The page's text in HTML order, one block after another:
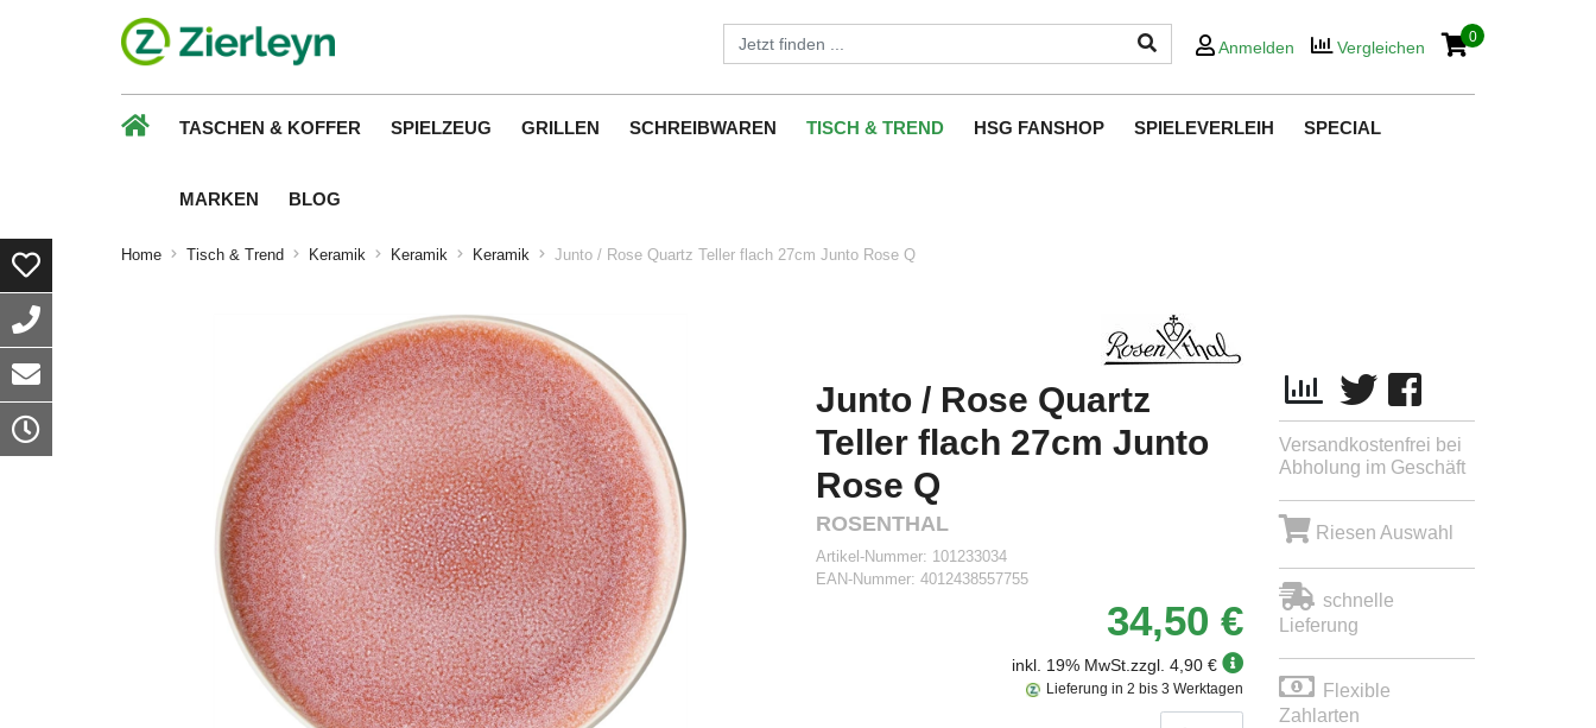
Anmelden Vergleichen
0
TASCHEN & KOFFER SPIELZEUG GRILLEN SCHREIBWAREN TISCH & TREND HSG FANSHOP SPIELEVERLEIH SPECIAL
MARKEN BLOG
Home Tisch & Trend Keramik Keramik Keramik Junto / Rose Quartz Teller flach 27cm Junto Rose Q
Junto / Rose Quartz
Teller flach 27cm Junto
Rose Q
ROSENTHAL
Artikel-Nummer: 101233034
EAN-Nummer: 4012438557755
34,50 €
inkl. 19% MwSt. zzgl. 4,90 €
Lieferung in 2 bis 3 Werktagen
Versandkostenfrei bei
Abholung im Geschäft
Riesen Auswahl
schnelle
Lieferung
Flexible
Zahlarten